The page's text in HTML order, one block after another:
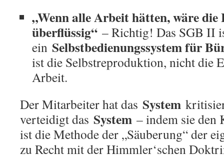
„Wenn alle Arbeit hätten, wäre die
überflüssig“ – Richtig! Das SGB II
ein Selbstbedienungssystem für
ist die Selbstreproduktion, nicht die
Arbeit.
Der Mitarbeiter hat das System
verteidigt das System – indem sie den
ist die Methode der „Säuberung“ der
zu Recht mit der Himmler‘schen